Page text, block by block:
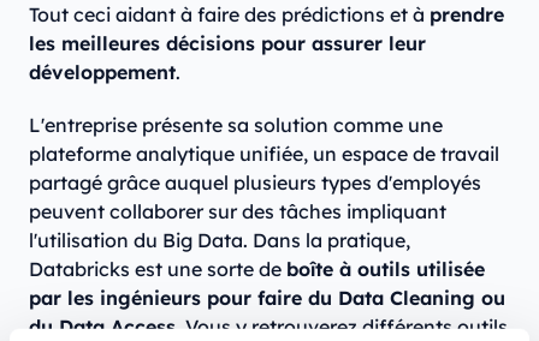
Tout ceci aidant à faire des prédictions et à prendre
les meilleures décisions pour assurer leur
développement.
L'entreprise présente sa solution comme une
plateforme analytique unifiée, un espace de travail
partagé grâce auquel plusieurs types d'employés
peuvent collaborer sur des tâches impliquant
l'utilisation du Big Data. Dans la pratique,
Databricks est une sorte de boîte à outils utilisée
par les ingénieurs pour faire du Data Cleaning ou
du Data Access . Vous y retrouverez différents outils